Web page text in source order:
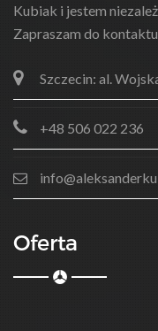
Kubiak i jestem
Zapraszam do
Szczecin: al.
+48 506 022 236
Oferta